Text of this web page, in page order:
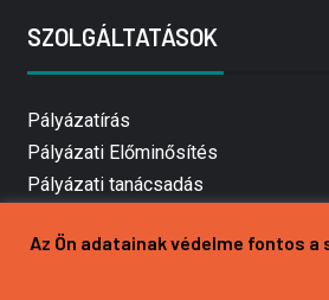
SZOLGÁLTATÁSOK
Pályázatírás
Pályázati Előminősítés
Pályázati tanácsadás
Mezőgazdasági pályázatírás
Az Ön adatainak védelme fontos a